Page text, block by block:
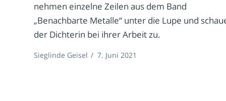
nehmen einzelne Zeilen aus dem Band
„Benachbarte Metalle“ unter die Lupe und
der Dichterin bei ihrer Arbeit zu.
Sieglinde Geisel / 7. Juni 2021